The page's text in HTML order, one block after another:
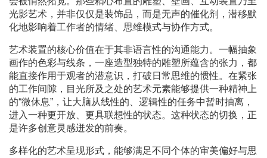
光影艺术，并非仅仅是装饰品，而是无声的催化剂，潜移默
化地影响着工作者的情绪、思维模式与协作方式。
艺术装置的核心价值在于其非语言性的沟通能力。一幅抽象
画作的色彩与线条，一座造型独特的雕塑所蕴含的张力，都
能直接作用于观者的潜意识，打破日常思维的惯性。在紧张
的工作间隙，目光所及之处的艺术元素能够提供一种精神上
的“微休息”，让大脑从线性的、逻辑性的任务中暂时抽离，
进入一种更开放、更具联想性的状态。这种状态的切换，正
是许多创意灵感迸发的前奏。
多样化的艺术呈现形式，能够满足不同个体的审美偏好与思